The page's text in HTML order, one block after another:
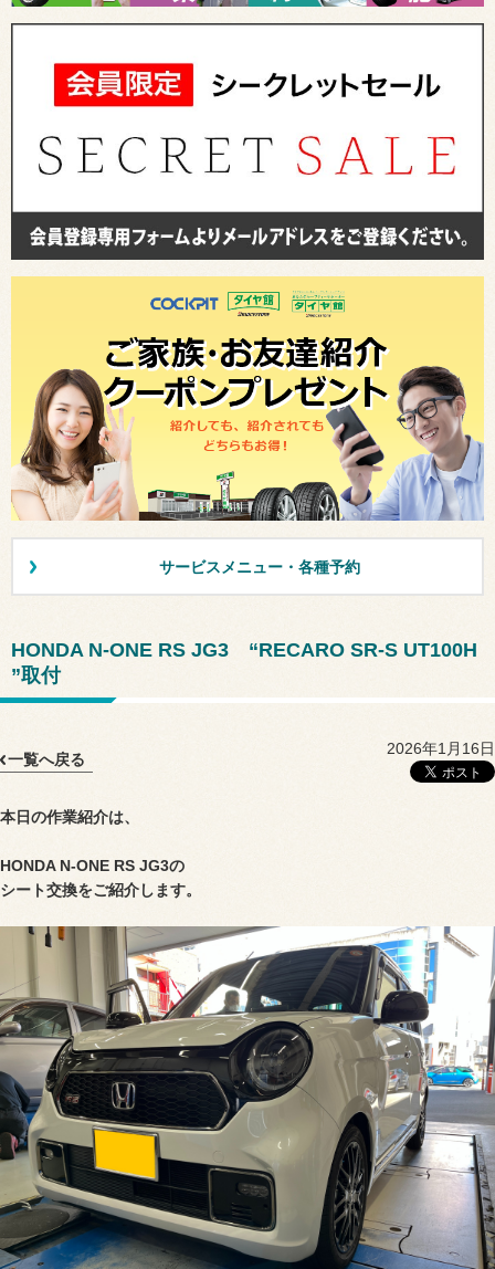
サービスメニュー・各種予約
HONDA N-ONE RS JG3 “RECARO SR-S UT100H
”取付
一覧へ戻る
2026年1月16日
本日の作業紹介は、
HONDA N-ONE RS JG3の
シート交換をご紹介します。